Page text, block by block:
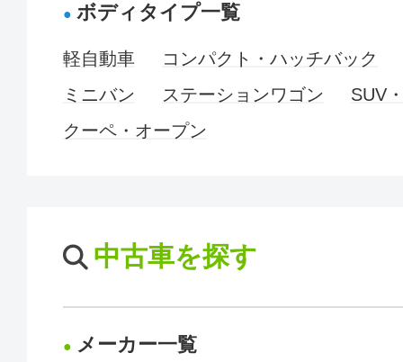
ボディタイプ一覧
軽自動車
コンパクト・ハッチバック
ミニバン
ステーションワゴン
SUV
クーペ・オープン
中古車を探す
メーカー一覧